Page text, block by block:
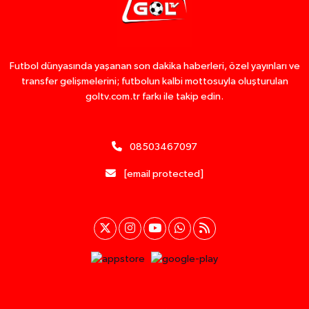
Futbol dünyasında yaşanan son dakika haberleri, özel yayınları ve
transfer gelişmelerini; futbolun kalbi mottosuyla oluşturulan
goltv.com.tr farkı ile takip edin.
08503467097
[email protected]